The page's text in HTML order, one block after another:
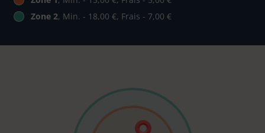
Zone 2, Min. - 18,00 €, Frais - 7,00 €